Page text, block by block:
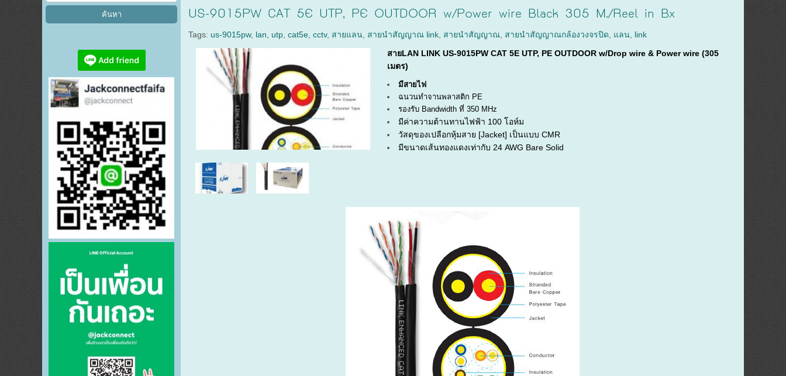
US-9015PW CAT 5E UTP, PE OUTDOOR w/Power wire Black 305 M./Reel in Bx
Tags: us-9015pw, lan utp ,cat5e ,cctv, สายแลน สายนำสัญญาณ link สายนำสัญญาณ สายนำสัญญาณกล้องวงจรปิด แลน link
สายLAN LINK US-9015PW CAT 5E UTP, PE OUTDOOR w/Drop wire & Power wire (305
เมตร)
มีสายไฟ
ฉนวนทำจานพลาสติก PE
รองรับ Bandwidth ที่ 350 MHz
มีค่าความต้านทานไฟฟ้า 100 โอห์ม
วัสดุของเปลือกหุ้มสาย [Jacket] เป็นแบบ CMR
มีขนาดเส้นทองแดงเท่ากับ 24 AWG Bare Solid